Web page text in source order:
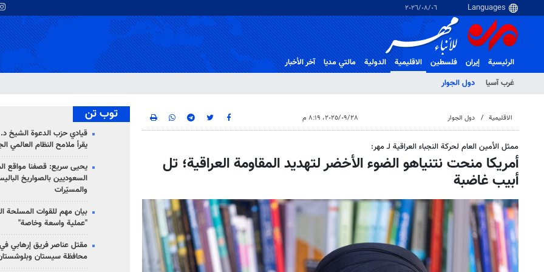
٠٦‏/٠٨‏/٢٠٢٦
الرئيسية إيران فلسطین
الاقلیمیة
غرب آسیا
دول الجوار
الدولية مالتي مدیا آخر الأخبار
الاقلیمیة دول الجوار ٢٨‏/٠٩‏/٢٠٢٥، ٨:١٩ م
ممثل الأمين العام لحركة النجباء العراقية لـ مهر:
أمريكا منحت نتنياهو الضوء الأخضر لتهديد المقاومة العراقية؛ تل
أبيب غاضبة
توب تن
قيادي حزب الدعوة الشيخ
يقرأ ملامح النظام العالمي
يحيى سريع: قصفنا مواقع
السعوديين بالصواريخ
والمسيّرات
بيان مهم للقوات المسلحة
"عملية واسعة وخاصة"
مقتل عناصر فريق إرهابي
محافظة سيستان